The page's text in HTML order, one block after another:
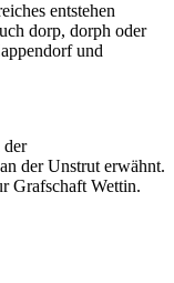
entstehen
dorp, dorph oder
und
der Unstrut erwähnt.
Grafschaft Wettin.